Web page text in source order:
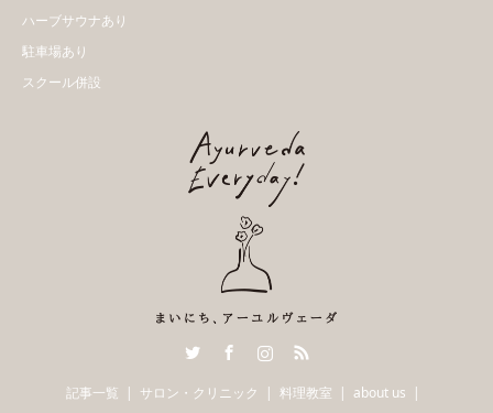
ハーブサウナあり
駐車場あり
スクール併設
InstagramRSS
記事一覧 サロン・クリニック 料理教室
about us